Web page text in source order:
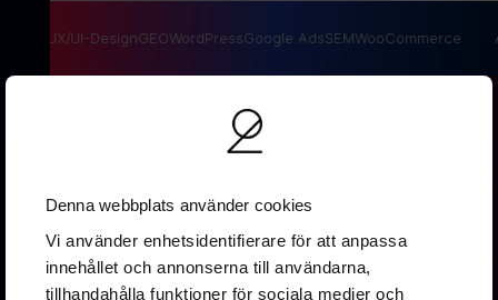
Denna webbplats använder cookies
Vi använder enhetsidentifierare för att anpassa
innehållet och annonserna till användarna,
tillhandahålla funktioner för sociala medier och
UX/UI-DesignGEOWordPressGoogle AdsSEMWooCommerce
Vallgatan 19B